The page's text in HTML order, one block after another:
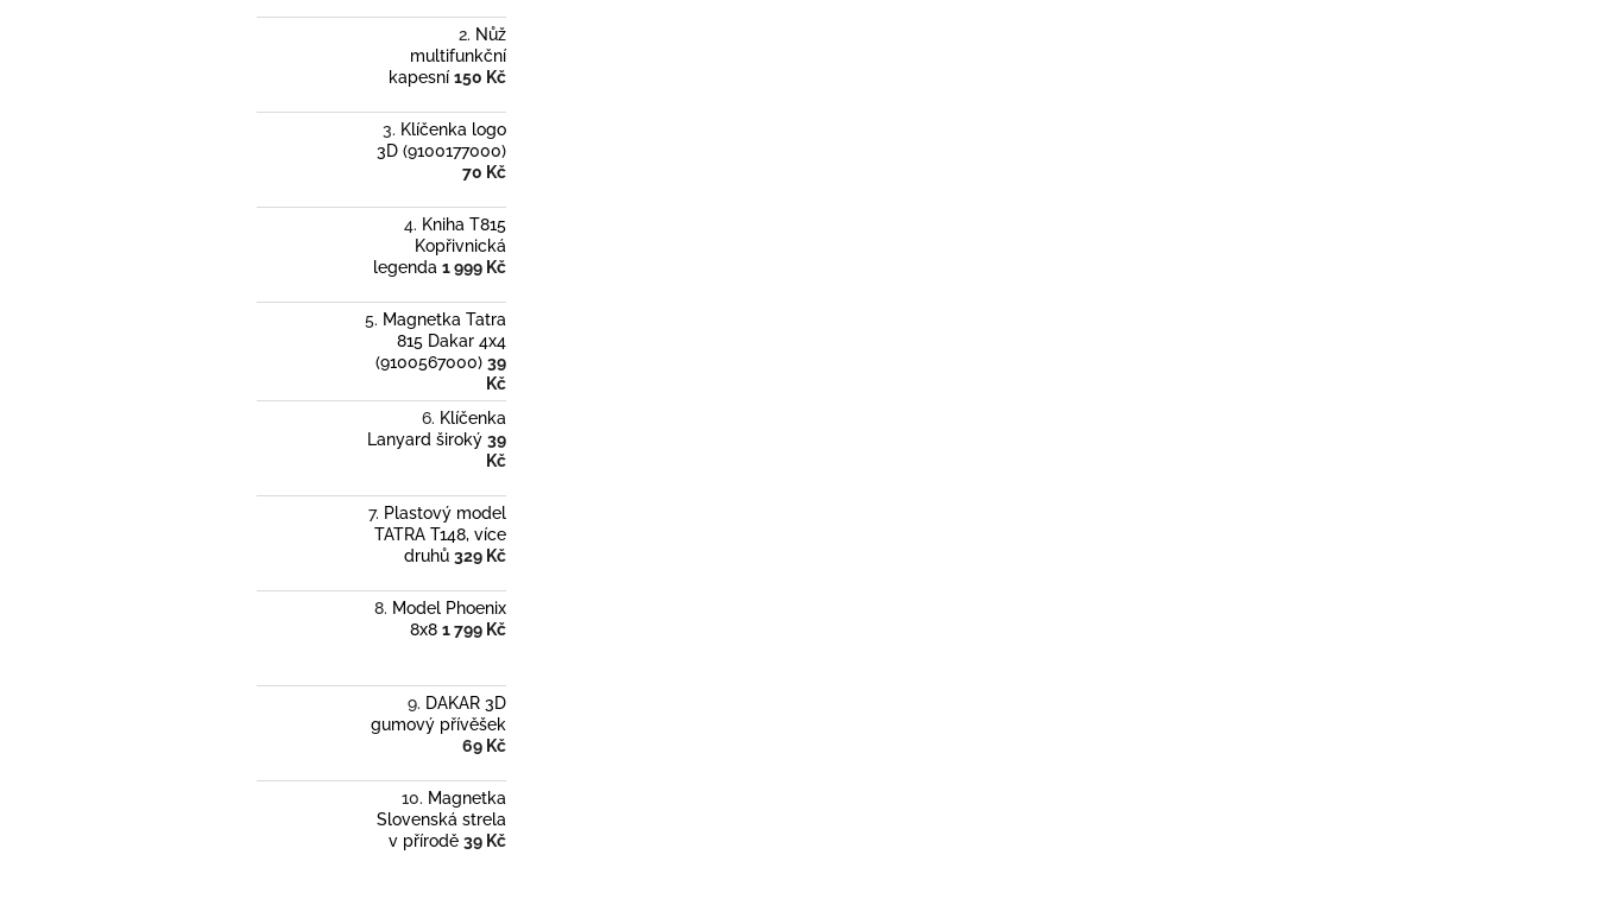
Nůž
multifunkční
kapesní 150 Kč
Klíčenka logo
3D (9100177000)
70 Kč
Kniha T815
Kopřivnická
legenda 1 999 Kč
Magnetka Tatra
815 Dakar 4x4
(9100567000) 39
Kč
Klíčenka
Lanyard široký 39
Kč
Plastový model
TATRA T148, více
druhů 329 Kč
Model Phoenix
8x8 1 799 Kč
DAKAR 3D
gumový přívěšek
69 Kč
Magnetka
Slovenská strela
v přírodě 39 Kč